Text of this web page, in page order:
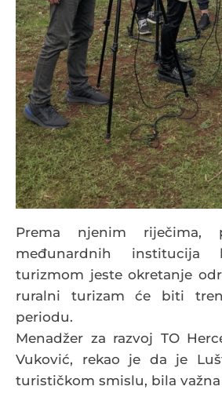
Prema njenim riječima,
međunardnih
turizmom jeste okretanje
ruralni turizam će biti
periodu.
Menadžer za razvoj TO
Vuković, rekao je da je
turističkom smislu, bila važna